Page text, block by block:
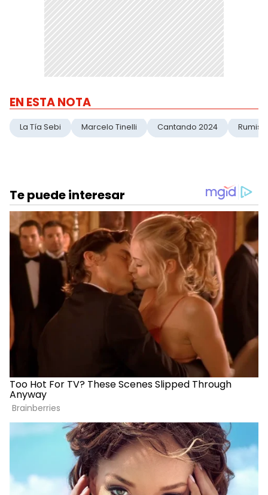
EN ESTA NOTA
La Tía Sebi Marcelo Tinelli Cantando 2024 Rumis